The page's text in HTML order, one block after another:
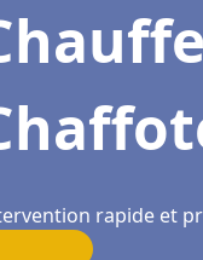
rapide et